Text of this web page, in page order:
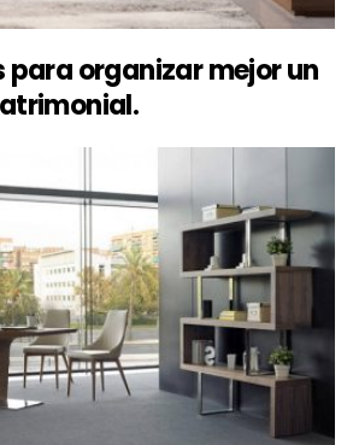
para organizar mejor un